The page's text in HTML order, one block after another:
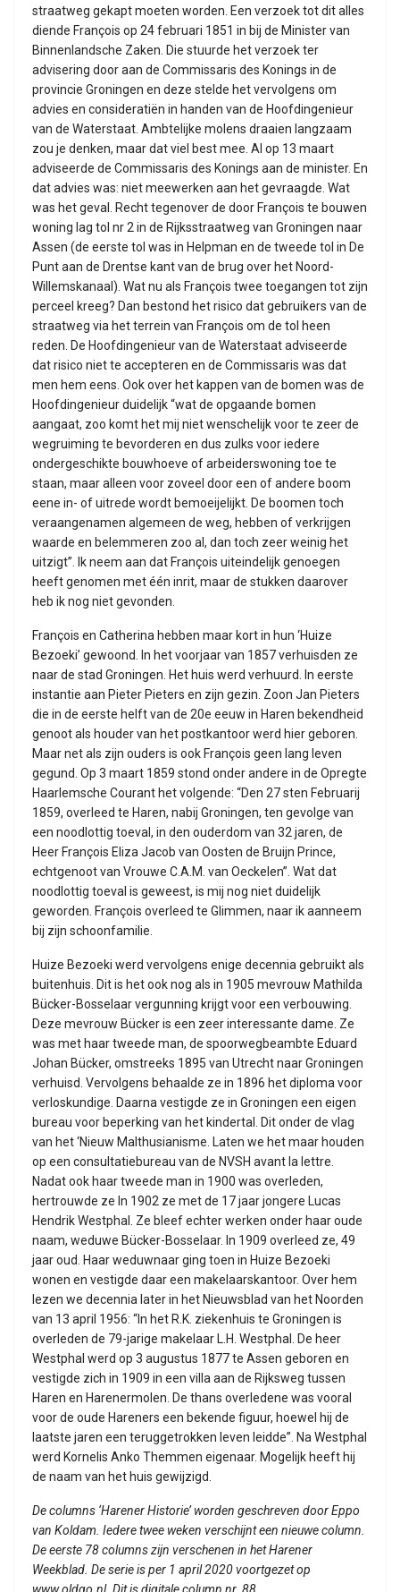
straatweg gekapt moeten worden. Een verzoek tot dit alles
diende François op 24 februari 1851 in bij de Minister van
Binnenlandsche Zaken. Die stuurde het verzoek ter
advisering door aan de Commissaris des Konings in de
provincie Groningen en deze stelde het vervolgens om
advies en consideratiën in handen van de Hoofdingenieur
van de Waterstaat. Ambtelijke molens draaien langzaam
zou je denken, maar dat viel best mee. Al op 13 maart
adviseerde de Commissaris des Konings aan de minister. En
dat advies was: niet meewerken aan het gevraagde. Wat
was het geval. Recht tegenover de door François te bouwen
woning lag tol nr 2 in de Rijksstraatweg van Groningen naar
Assen (de eerste tol was in Helpman en de tweede tol in De
Punt aan de Drentse kant van de brug over het Noord-
Willemskanaal). Wat nu als François twee toegangen tot zijn
perceel kreeg? Dan bestond het risico dat gebruikers van de
straatweg via het terrein van François om de tol heen
reden. De Hoofdingenieur van de Waterstaat adviseerde
dat risico niet te accepteren en de Commissaris was dat
men hem eens. Ook over het kappen van de bomen was de
Hoofdingenieur duidelijk “wat de opgaande bomen
aangaat, zoo komt het mij niet wenschelijk voor te zeer de
wegruiming te bevorderen en dus zulks voor iedere
ondergeschikte bouwhoeve of arbeiderswoning toe te
staan, maar alleen voor zoveel door een of andere boom
eene in- of uitrede wordt bemoeijelijkt. De boomen toch
veraangenamen algemeen de weg, hebben of verkrijgen
waarde en belemmeren zoo al, dan toch zeer weinig het
uitzigt”. Ik neem aan dat François uiteindelijk genoegen
heeft genomen met één inrit, maar de stukken daarover
heb ik nog niet gevonden.
François en Catherina hebben maar kort in hun ‘Huize
Bezoeki’ gewoond. In het voorjaar van 1857 verhuisden ze
naar de stad Groningen. Het huis werd verhuurd. In eerste
instantie aan Pieter Pieters en zijn gezin. Zoon Jan Pieters
die in de eerste helft van de 20e eeuw in Haren bekendheid
genoot als houder van het postkantoor werd hier geboren.
Maar net als zijn ouders is ook François geen lang leven
gegund. Op 3 maart 1859 stond onder andere in de Opregte
Haarlemsche Courant het volgende: “Den 27 sten Februarij
1859, overleed te Haren, nabij Groningen, ten gevolge van
een noodlottig toeval, in den ouderdom van 32 jaren, de
Heer François Eliza Jacob van Oosten de Bruijn Prince,
echtgenoot van Vrouwe C.A.M. van Oeckelen”. Wat dat
noodlottig toeval is geweest, is mij nog niet duidelijk
geworden. François overleed te Glimmen, naar ik aanneem
bij zijn schoonfamilie.
Huize Bezoeki werd vervolgens enige decennia gebruikt als
buitenhuis. Dit is het ook nog als in 1905 mevrouw Mathilda
Bücker-Bosselaar vergunning krijgt voor een verbouwing.
Deze mevrouw Bücker is een zeer interessante dame. Ze
was met haar tweede man, de spoorwegbeambte Eduard
Johan Bücker, omstreeks 1895 van Utrecht naar Groningen
verhuisd. Vervolgens behaalde ze in 1896 het diploma voor
verloskundige. Daarna vestigde ze in Groningen een eigen
bureau voor beperking van het kindertal. Dit onder de vlag
van het ‘Nieuw Malthusianisme. Laten we het maar houden
op een consultatiebureau van de NVSH avant la lettre.
Nadat ook haar tweede man in 1900 was overleden,
hertrouwde ze In 1902 ze met de 17 jaar jongere Lucas
Hendrik Westphal. Ze bleef echter werken onder haar oude
naam, weduwe Bücker-Bosselaar. In 1909 overleed ze, 49
jaar oud. Haar weduwnaar ging toen in Huize Bezoeki
wonen en vestigde daar een makelaarskantoor. Over hem
lezen we decennia later in het Nieuwsblad van het Noorden
van 13 april 1956: “In het R.K. ziekenhuis te Groningen is
overleden de 79-jarige makelaar L.H. Westphal. De heer
Westphal werd op 3 augustus 1877 te Assen geboren en
vestigde zich in 1909 in een villa aan de Rijksweg tussen
Haren en Harenermolen. De thans overledene was vooral
voor de oude Hareners een bekende figuur, hoewel hij de
laatste jaren een teruggetrokken leven leidde”. Na Westphal
werd Kornelis Anko Themmen eigenaar. Mogelijk heeft hij
de naam van het huis gewijzigd.
De columns ‘Harener Historie’ worden geschreven door Eppo
van Koldam. Iedere twee weken verschijnt een nieuwe column.
De eerste 78 columns zijn verschenen in het Harener
Weekblad. De serie is per 1 april 2020 voortgezet op